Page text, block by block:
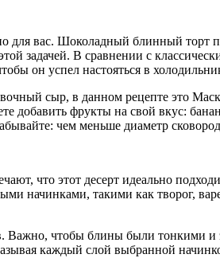
для вас. Шоколадный блинный торт
задачей. В сравнении с
он успел настояться в
сыр, в данном рецепте это
добавить фрукты на свой вкус:
чем меньше диаметр
что этот десерт идеально
начинками, такими как творог,
Важно, чтобы блины были тонкими
каждый слой выбранной